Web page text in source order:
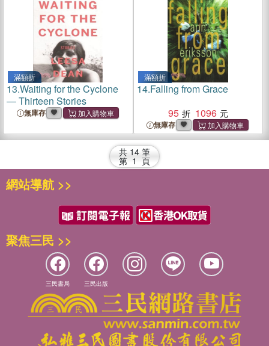
滿額折
13.Waiting for the Cyclone
― Thirteen Stories
無庫存
滿額折
14.Falling from Grace
95
1096
無庫存
共 14 筆
第 1 頁
網站導航 >>
聚焦三民 >>
三民書局 三民出版